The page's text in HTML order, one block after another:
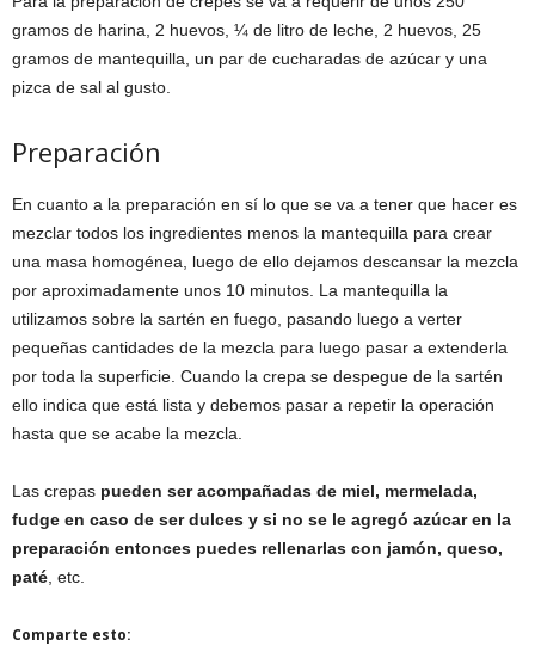
gramos de harina, 2 huevos, ¼ de litro de leche, 2 huevos, 25
gramos de mantequilla, un par de cucharadas de azúcar y una
pizca de sal al gusto.
Preparación
En cuanto a la preparación en sí lo que se va a tener que hacer es
mezclar todos los ingredientes menos la mantequilla para crear
una masa homogénea, luego de ello dejamos descansar la mezcla
por aproximadamente unos 10 minutos. La mantequilla la
utilizamos sobre la sartén en fuego, pasando luego a verter
pequeñas cantidades de la mezcla para luego pasar a extenderla
por toda la superficie. Cuando la crepa se despegue de la sartén
ello indica que está lista y debemos pasar a repetir la operación
hasta que se acabe la mezcla.
Las crepas pueden ser acompañadas de miel, mermelada,
fudge en caso de ser dulces y si no se le agregó azúcar en la
preparación entonces puedes rellenarlas con jamón, queso,
paté , etc.
Comparte esto: